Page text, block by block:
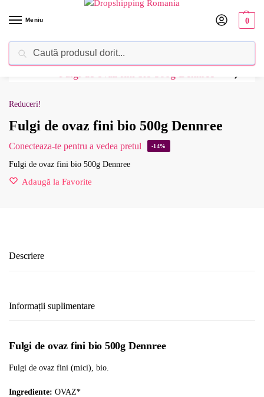
Meniu 0
Dropshipping Romania⚡ Furnizorul tău de produse
Reduceri!
Fulgi de ovaz fini bio 500g Dennree
Conecteaza-te pentru a vedea pretul -14%
Fulgi de ovaz fini bio 500g Dennree
Adaugă la Favorite
Descriere
Informații suplimentare
Fulgi de ovaz fini bio 500g Dennree
Fulgi de ovaz fini (mici), bio.
Ingrediente: OVAZ*